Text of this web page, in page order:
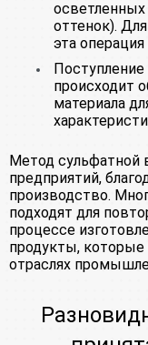
оттенок).
эта
происходит
материала
Метод сульфатной
предприятий,
производство.
подходят для
процессе
продукты,
отраслях